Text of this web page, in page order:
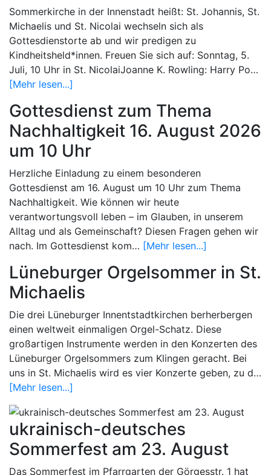
Sommerkirche in der Innenstadt heißt: St. Johannis, St.
Michaelis und St. Nicolai wechseln sich als
Gottesdienstorte ab und wir predigen zu
Kindheitsheld*innen. Freuen Sie sich auf: Sonntag, 5.
Juli, 10 Uhr in St. NicolaiJoanne K. Rowling: Harry Po…
[Mehr lesen...]
Gottesdienst zum Thema
Nachhaltigkeit 16. August 2026
um 10 Uhr
Herzliche Einladung zu einem besonderen
Gottesdienst am 16. August um 10 Uhr zum Thema
Nachhaltigkeit. Wie können wir heute
verantwortungsvoll leben – im Glauben, in unserem
Alltag und als Gemeinschaft? Diesen Fragen gehen wir
nach. Im Gottesdienst kom… [Mehr lesen...]
Lüneburger Orgelsommer in St.
Michaelis
Die drei Lüneburger Innentstadtkirchen berherbergen
einen weltweit einmaligen Orgel-Schatz. Diese
großartigen Instrumente werden in den Konzerten des
Lüneburger Orgelsommers zum Klingen geracht. Bei
uns in St. Michaelis wird es vier Konzerte geben, zu d…
[Mehr lesen...]
ukrainisch-deutsches
Sommerfest am 23. August
Das Sommerfest im Pfarrgarten der Görgesstr. 1 hat